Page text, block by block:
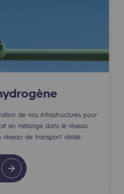
la biodiversité
et territoriale
sociale et
de nos infrastructures pour
en mélange dans le réseau
de transport dédié.